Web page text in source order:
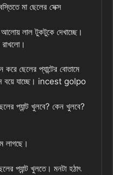
মা ছেলের সেক্স
আলোয় লাল টুকটুকে দেখাচ্ছে।
রাখলো।
ছেলের প্যান্টের বোতামে
বয়ে যাচ্ছে। incest golpo
প্যান্ট খুলবে? কেন খুলবে?
লাগছে।
প্যান্ট খুলতে। মনটা হঠাৎ